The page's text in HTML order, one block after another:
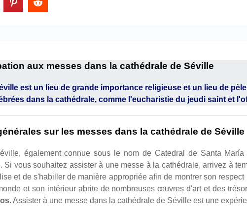
aux messes dans la cathédrale de Séville
est un lieu de grande importance religieuse et un lieu de
dans la cathédrale, comme l'eucharistie du jeudi saint et
sur les messes dans la cathédrale de Séville
également connue sous le nom de Catedral de Santa
Si vous souhaitez assister à une messe à la cathédrale, arrivez à
et de s'habiller de manière appropriée afin de montrer son
et son intérieur abrite de nombreuses œuvres d'art et des
. Assister à une messe dans la cathédrale de Séville est une